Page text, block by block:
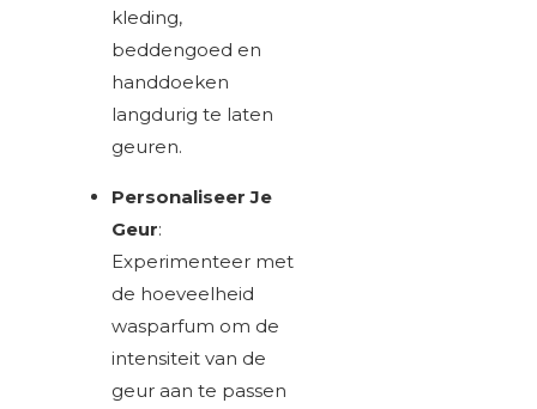
kleding,
beddengoed en
handdoeken
langdurig te laten
geuren.
Personaliseer Je
Geur:
Experimenteer met
de hoeveelheid
wasparfum om de
intensiteit van de
geur aan te passen